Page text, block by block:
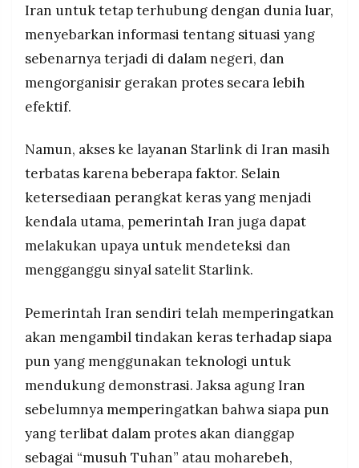
Iran untuk tetap terhubung dengan dunia luar,
menyebarkan informasi tentang situasi yang
sebenarnya terjadi di dalam negeri, dan
mengorganisir gerakan protes secara lebih
efektif.
Namun, akses ke layanan Starlink di Iran masih
terbatas karena beberapa faktor. Selain
ketersediaan perangkat keras yang menjadi
kendala utama, pemerintah Iran juga dapat
melakukan upaya untuk mendeteksi dan
mengganggu sinyal satelit Starlink.
Pemerintah Iran sendiri telah memperingatkan
akan mengambil tindakan keras terhadap siapa
pun yang menggunakan teknologi untuk
mendukung demonstrasi. Jaksa agung Iran
sebelumnya memperingatkan bahwa siapa pun
yang terlibat dalam protes akan dianggap
sebagai “musuh Tuhan” atau moharebeh,